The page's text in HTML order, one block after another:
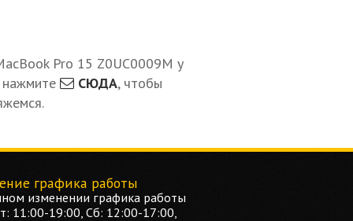
Pro 15 Z0UC0009M у
нажмите СЮДА, чтобы
графика работы
изменении графика работы
11:00-19:00, Сб: 12:00-17:00,